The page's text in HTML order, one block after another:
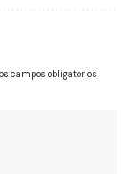
campos obligatorios